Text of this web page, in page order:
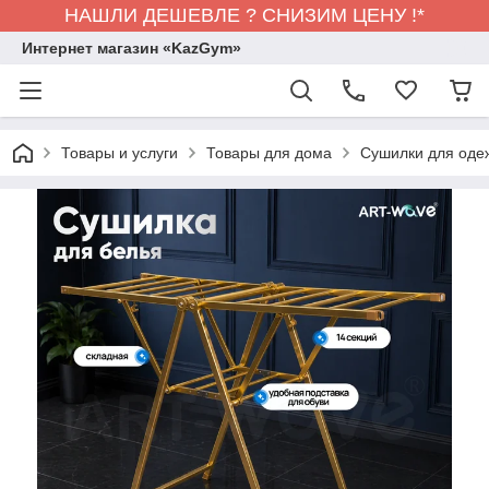
НАШЛИ ДЕШЕВЛЕ ? СНИЗИМ ЦЕНУ !*
Интернет магазин «KazGym»
Товары и услуги Товары для дома Сушилки для